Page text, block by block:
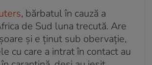
, bărbatul în cauză a
de Sud luna trecută. Are
și e ținut sub obervație,
cu care a intrat în contact au